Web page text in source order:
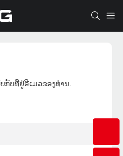
ກັບທີ່ຢູ່ອີເມວຂອງທ່ານ.